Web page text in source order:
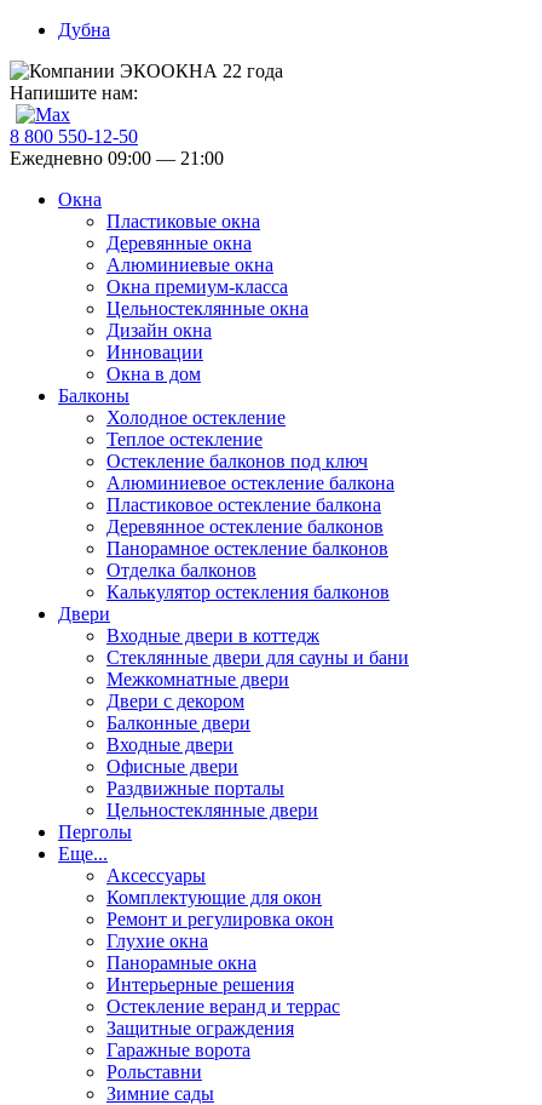
Дубна
Напишите нам:
8 800 550-12-50
Ежедневно 09:00 — 21:00
Окна
Пластиковые окна
Деревянные окна
Алюминиевые окна
Окна премиум-класса
Цельностеклянные окна
Дизайн окна
Инновации
Окна в дом
Балконы
Холодное остекление
Теплое остекление
Остекление балконов под ключ
Алюминиевое остекление балкона
Пластиковое остекление балкона
Деревянное остекление балконов
Панорамное остекление балконов
Отделка балконов
Калькулятор остекления балконов
Двери
Входные двери в коттедж
Стеклянные двери для сауны и бани
Межкомнатные двери
Двери с декором
Балконные двери
Входные двери
Офисные двери
Раздвижные порталы
Цельностеклянные двери
Перголы
Еще...
Аксессуары
Комплектующие для окон
Ремонт и регулировка окон
Глухие окна
Панорамные окна
Интерьерные решения
Остекление веранд и террас
Защитные ограждения
Гаражные ворота
Рольставни
Зимние сады